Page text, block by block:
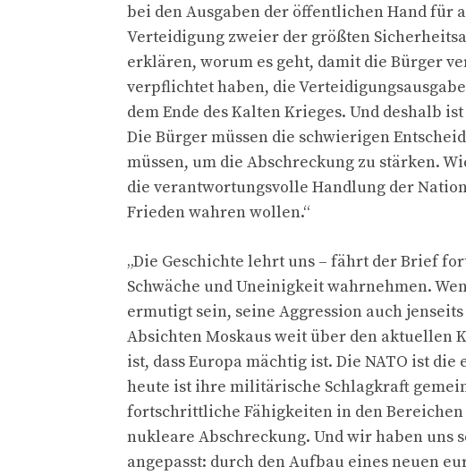
bei den Ausgaben der öffentlichen Hand
Verteidigung zweier der größten
erklären, worum es geht, damit die Bürger
verpflichtet haben, die
dem Ende des Kalten Krieges. Und deshalb
Die Bürger müssen die schwierigen
müssen, um die Abschreckung zu stärken.
die verantwortungsvolle Handlung der
Frieden wahren wollen.“
„Die Geschichte lehrt uns – fährt der Brief
Schwäche und Uneinigkeit wahrnehmen.
ermutigt sein, seine Aggression auch
Absichten Moskaus weit über den aktuellen
ist, dass Europa mächtig ist. Die NATO ist
heute ist ihre militärische Schlagkraft
fortschrittliche Fähigkeiten in den Bereichen
nukleare Abschreckung. Und wir haben uns
angepasst: durch den Aufbau eines neuen